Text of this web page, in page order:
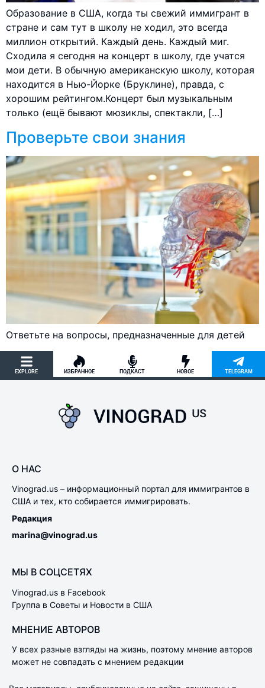
Образование в США, когда ты свежий иммигрант в
стране и сам тут в школу не ходил, это всегда
миллион открытий. Каждый день. Каждый миг.
Сходила я сегодня на концерт в школу, где учатся
мои дети. В обычную американскую школу, которая
находится в Нью-Йорке (Бруклине), правда, с
хорошим рейтингом.Концерт был музыкальным
только (ещё бывают мюзиклы, спектакли, […]
Проверьте свои знания
Ответьте на вопросы, предназначенные для детей
EXPLORE ИЗБРАННОЕ ПОДКАСТ НОВОЕ TELEGRAM
О НАС
Vinograd.us – информационный портал для иммигрантов в
США и тех, кто собирается иммигрировать.
Редакция
marina@vinograd.us
МЫ В СОЦСЕТЯХ
Vinograd.us в Facebook
Группа в Советы и Новости в США
МНЕНИЕ АВТОРОВ
У всех разные взгляды на жизнь, поэтому мнение авторов
может не совпадать с мнением редакции